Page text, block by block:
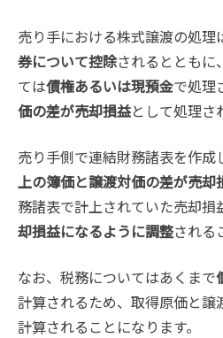
売り手における株式譲渡の処理
券について控除されるとともに
ては債権あるいは現預金で処理
価の差が売却損益として処理さ
売り手側で連結財務諸表を作成
上の簿価と譲渡対価の差が売却
務諸表で計上されていた売却損
却損益になるように調整される
なお、税務についてはあくまで
計算されるため、取得原価と譲
計算されることになります。